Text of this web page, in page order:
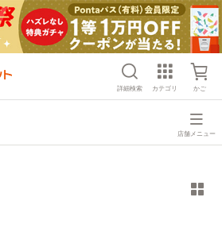
詳細検索 カテゴリ かご
店舗メニュー